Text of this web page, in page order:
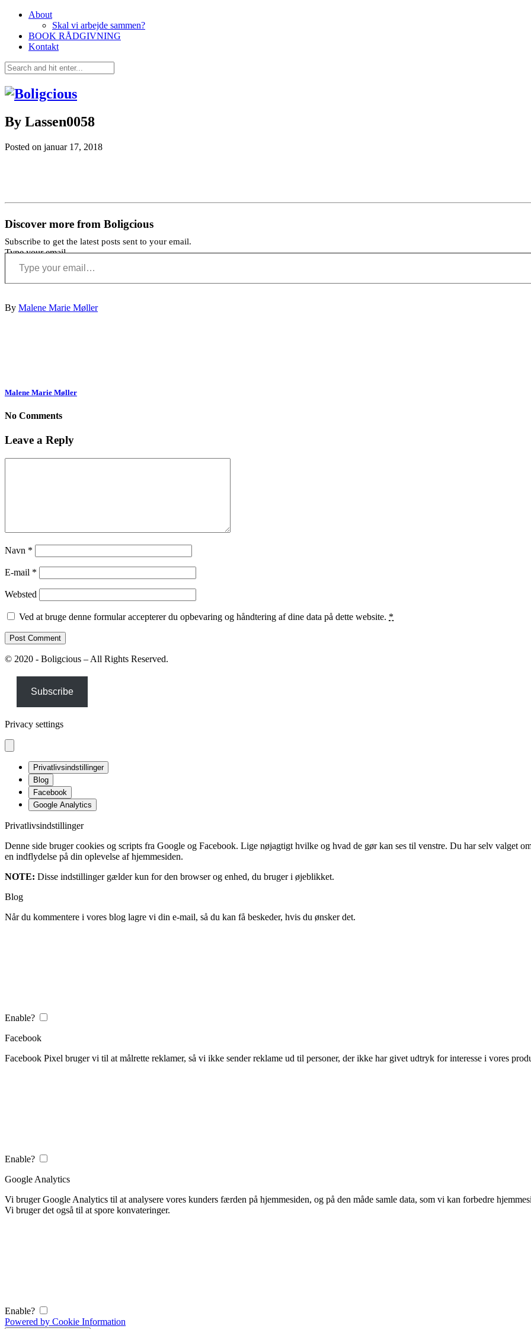
About
Skal vi arbejde sammen?
BOOK RÅDGIVNING
Kontakt
By Lassen0058
Posted on januar 17, 2018
Discover more from Boligcious
Subscribe to get the latest posts sent to your email.
Type your email…
By Malene Marie Møller
Malene Marie Møller
No Comments
Leave a Reply
Navn *
E-mail *
Websted
Ved at bruge denne formular accepterer du opbevaring og håndtering af dine data på dette website. *
© 2020 - Boligcious – All Rights Reserved.
Subscribe
Privacy settings
Privatlivsindstillinger
Blog
Facebook
Google Analytics
Privatlivsindstillinger
Denne side bruger cookies og scripts fra Google og Facebook. Lige nøjagtigt hvilke og hvad de gør kan ses til venstre. Du har selv valget
en indflydelse på din oplevelse af hjemmesiden.
NOTE: Disse indstillinger gælder kun for den browser og enhed, du bruger i øjeblikket.
Blog
Når du kommentere i vores blog lagre vi din e-mail, så du kan få beskeder, hvis du ønsker det.
Enable?
Facebook
Facebook Pixel bruger vi til at målrette reklamer, så vi ikke sender reklame ud til personer, der ikke har givet udtryk for interesse i vores
Enable?
Google Analytics
Vi bruger Google Analytics til at analysere vores kunders færden på hjemmesiden, og på den måde samle data, som vi kan forbedre
Vi bruger det også til at spore konvateringer.
Enable?
Powered by Cookie Information